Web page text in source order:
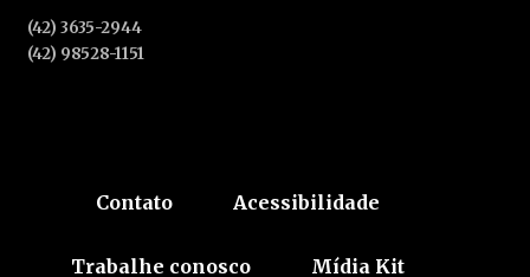
(42) 3635-2944
(42) 98528-1151
Contato Acessibilidade
Trabalhe conosco Mídia Kit